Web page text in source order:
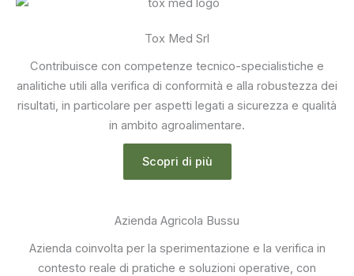
Tox Med Srl
Contribuisce con competenze tecnico-specialistiche e
analitiche utili alla verifica di conformità e alla robustezza dei
risultati, in particolare per aspetti legati a sicurezza e qualità
in ambito agroalimentare.
Scopri di più
Azienda Agricola Bussu
Azienda coinvolta per la sperimentazione e la verifica in
contesto reale di pratiche e soluzioni operative, con